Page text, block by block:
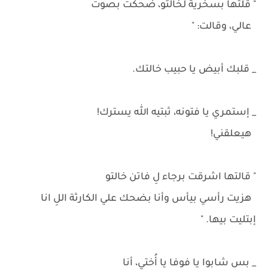
" قلتها بسخرية لخالتو، ضحكت بصوت
عالي، وقالت: "
_ قلبك أبيض يا حبيب خالتك.
_ إستمري يا فتونه، ثبتيه الله يسترك!
هيعلقني!
" قالتها اشرقت برجاء لِ فاتن خالتو
هزيت رأسي بيأس وأنا بضحك علي الكارثة اللِ انا
إبتليت بيها. "
_ بس شابوا يا فوفا يا أُختي، أنا